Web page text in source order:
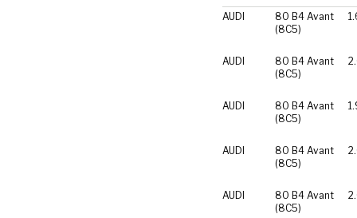
AUDI
80 B4 Avant
(8C5)
AUDI
80 B4 Avant
(8C5)
AUDI
80 B4 Avant
(8C5)
AUDI
80 B4 Avant
(8C5)
AUDI
80 B4 Avant
(8C5)